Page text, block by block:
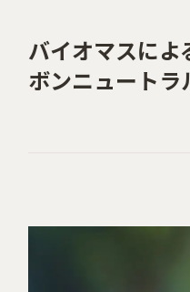
バイオマスによ
ボンニュートラ